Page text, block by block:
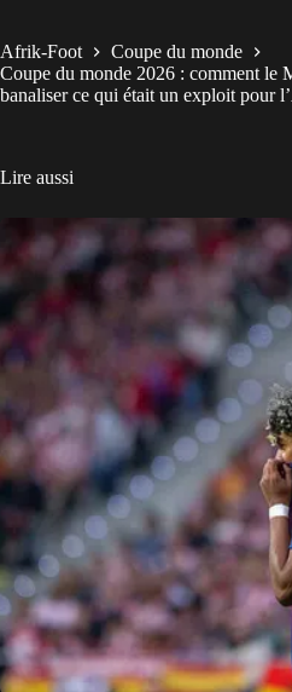
Afrik-Foot
Coupe du monde
Coupe du monde 2026 : comment le
banaliser ce qui était un exploit pour
Lire aussi